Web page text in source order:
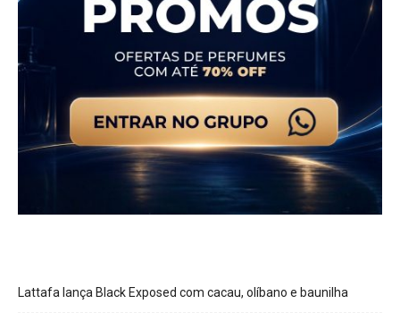
Lattafa lança Black Exposed com cacau, olíbano e baunilha